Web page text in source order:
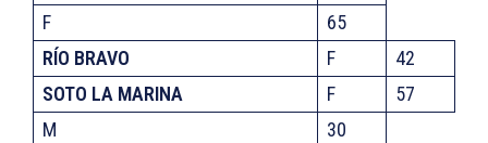
F
65
RÍO BRAVO
F
42
SOTO LA MARINA
F
57
M
30